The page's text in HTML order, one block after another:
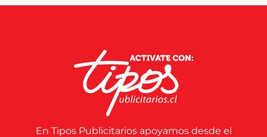
En Tipos Publicitarios apoyamos desde el